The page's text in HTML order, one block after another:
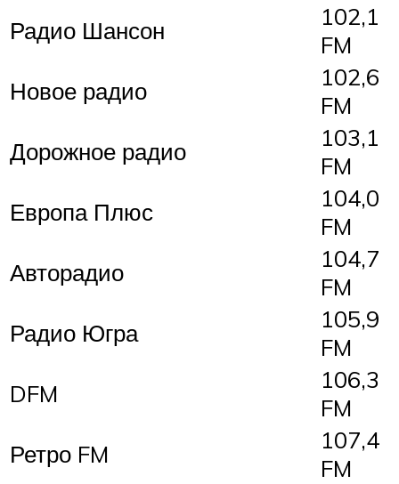
Радио Шансон
102,1
FM
Новое радио
102,6
FM
Дорожное радио
103,1
FM
Европа Плюс
104,0
FM
Авторадио
104,7
FM
Радио Югра
105,9
FM
DFM
106,3
FM
Ретро FM
107,4
FM